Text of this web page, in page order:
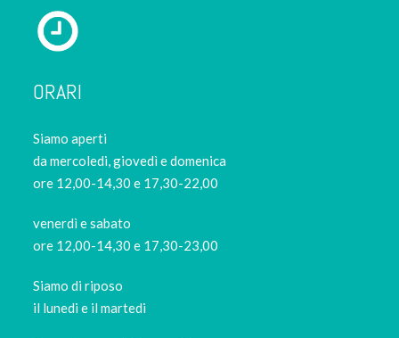
ORARI
Siamo aperti
da mercoledi, giovedì e domenica
ore 12,00-14,30 e 17,30-22,00
venerdì e sabato
ore 12,00-14,30 e 17,30-23,00
Siamo di riposo
il lunedi e il martedi